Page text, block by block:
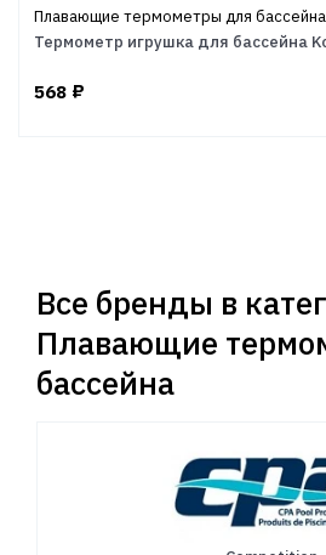
Плавающие термометры для бассейна
Термометр игрушка для бассейна
568 ₽
Все бренды в
Плавающие
бассейна